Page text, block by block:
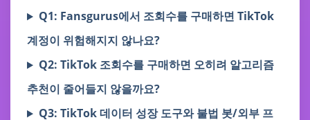
Q1: Fansgurus에서 조회수를 구매하면 TikTok
계정이 위험해지지 않나요?
Q2: TikTok 조회수를 구매하면 오히려 알고리즘
추천이 줄어들지 않을까요?
Q3: TikTok 데이터 성장 도구와 불법 봇/외부 프